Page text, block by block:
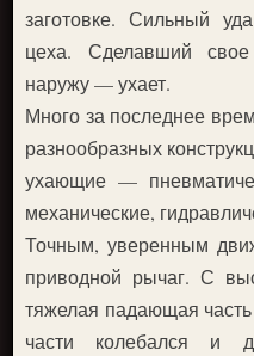
заготовке. Сильный
цеха. Сделавший
наружу — ухает.
Много за последнее
разнообразных
ухающие —
механические,
Точным, уверенным
приводной рычаг. С
тяжелая падающая
части колебался и